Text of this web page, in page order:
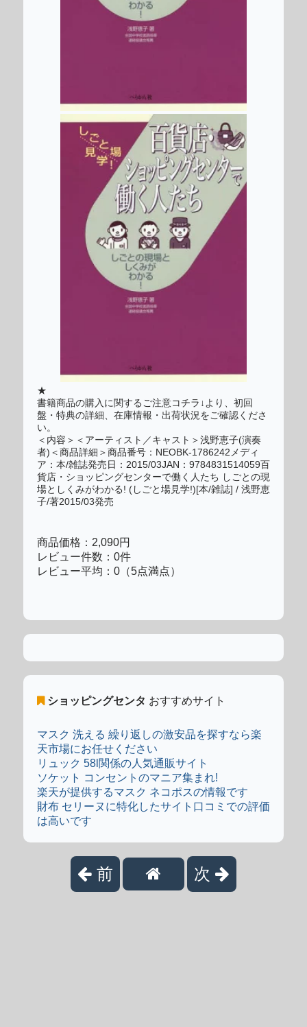
★
書籍商品の購入に関するご注意コチラ↓より、初回
盤・特典の詳細、在庫情報・出荷状況をご確認くださ
い。
＜内容＞＜アーティスト／キャスト＞浅野恵子(演奏
者)＜商品詳細＞商品番号：NEOBK-1786242メディ
ア：本/雑誌発売日：2015/03JAN：9784831514059百
貨店・ショッピングセンターで働く人たち しごとの現
場としくみがわかる! (しごと場見学!)[本/雑誌] / 浅野恵
子/著2015/03発売
商品価格：2,090円
レビュー件数：0件
レビュー平均：0（5点満点）
ショッピングセンタ おすすめサイト
マスク 洗える 繰り返しの激安品を探すなら楽
天市場にお任せください
リュック 58l関係の人気通販サイト
ソケット コンセントのマニア集まれ!
楽天が提供するマスク ネコポスの情報です
財布 セリーヌに特化したサイト口コミでの評価
は高いです
前 次